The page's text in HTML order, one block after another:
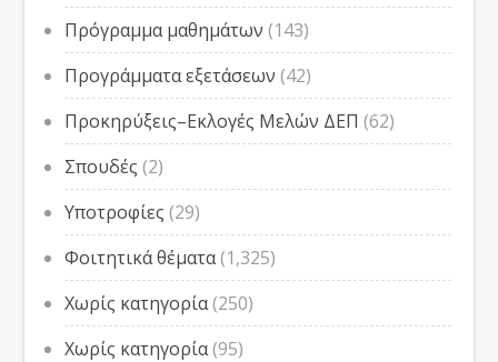
Πρόγραμμα μαθημάτων (143)
Προγράμματα εξετάσεων (42)
Προκηρύξεις–Εκλογές Μελών ΔΕΠ (62)
Σπουδές (2)
Υποτροφίες (29)
Φοιτητικά θέματα(1,325)
Χωρίς κατηγορία(250)
Χωρίς κατηγορία(95)